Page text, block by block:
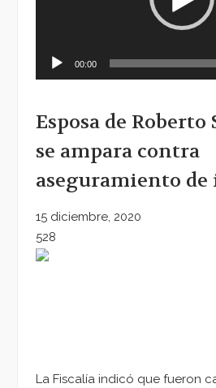
00:00
Esposa de Roberto
se ampara contra
aseguramiento de
15 diciembre, 2020
528
La Fiscalía indicó que fueron